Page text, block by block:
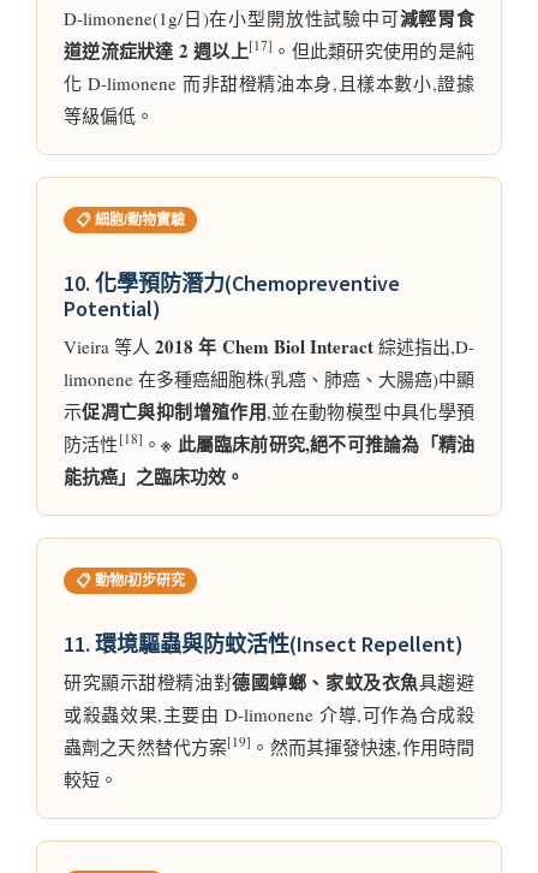
D-limonene(1g/日)在小型開放性試驗中可減輕胃食
道逆流症狀達 2 週以上[17] 。但此類研究使用的是純
化 D-limonene 而非甜橙精油本身,且樣本數小,證據
等級偏低。
📋 細胞/動物實驗
10. 化學預防潛力(Chemopreventive
Potential)
Vieira 等人2018 年 Chem Biol Interact綜述指出,D-
limonene 在多種癌細胞株(乳癌、肺癌、大腸癌)中顯
示促凋亡與抑制增殖作用,並在動物模型中具化學預
防活性 [18] 。※ 此屬臨床前研究,絕不可推論為「精油
能抗癌」之臨床功效。
📋 動物/初步研究
11. 環境驅蟲與防蚊活性(Insect Repellent)
研究顯示甜橙精油對德國蟑螂、家蚊及衣魚具趨避
或殺蟲效果,主要由 D-limonene 介導,可作為合成殺
蟲劑之天然替代方案[19] 。然而其揮發快速,作用時間
較短。